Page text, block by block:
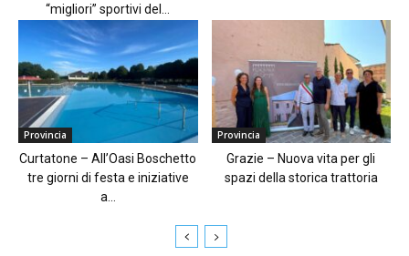
“migliori” sportivi del...
Provincia
Curtatone – All’Oasi Boschetto
tre giorni di festa e iniziative
a...
Provincia
Grazie – Nuova vita per gli
spazi della storica trattoria